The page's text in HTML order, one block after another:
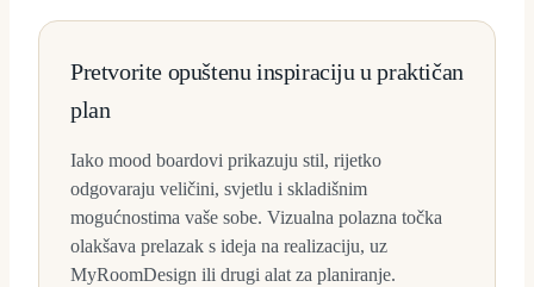
Pretvorite opuštenu inspiraciju u praktičan
plan
Iako mood boardovi prikazuju stil, rijetko
odgovaraju veličini, svjetlu i skladišnim
mogućnostima vaše sobe. Vizualna polazna točka
olakšava prelazak s ideja na realizaciju, uz
MyRoomDesign ili drugi alat za planiranje.